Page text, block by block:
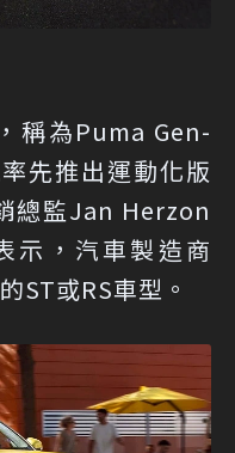
稱為Puma Gen-
先推出運動化版
總監Jan Herzon
示，汽車製造商
ST或RS車型。